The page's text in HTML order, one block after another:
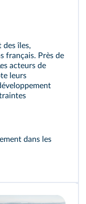
îles,
français. Près de
acteurs de
leurs
dans les